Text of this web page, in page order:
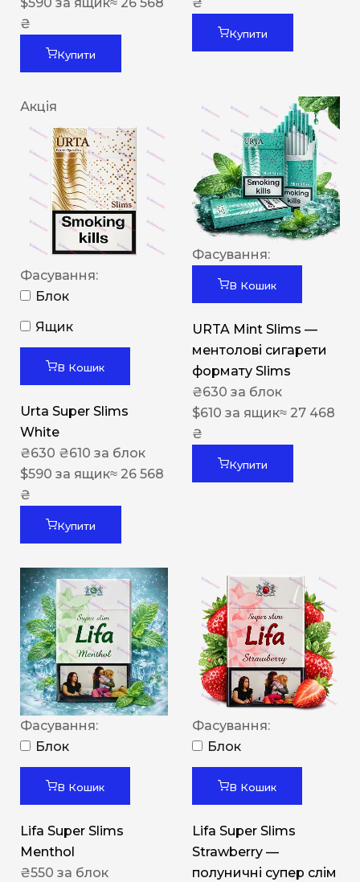
$590 за ящик≈ 26 568
₴
Купити
₴
Купити
Акція
Фасування:
Блок
Ящик
В Кошик
Urta Super Slims
White
₴630 ₴610 за блок
$590 за ящик≈ 26 568
₴
Купити
Фасування:
В Кошик
URTA Mint Slims —
ментолові сигарети
формату Slims
₴630 за блок
$610 за ящик≈ 27 468
₴
Купити
Фасування:
Блок
В Кошик
Lifa Super Slims
Menthol
₴550 за блок
Фасування:
Блок
В Кошик
Lifa Super Slims
Strawberry —
полуничні супер слім